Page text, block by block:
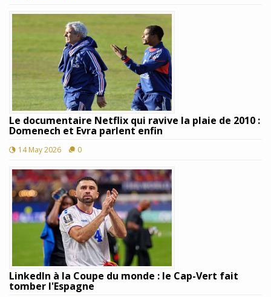
Le documentaire Netflix qui ravive la plaie de 2010 :
Domenech et Evra parlent enfin
14 May 2026 0
LinkedIn à la Coupe du monde : le Cap-Vert fait
tomber l'Espagne